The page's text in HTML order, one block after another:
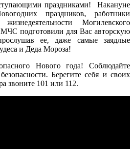
праздниками!
Накануне
праздников, работники
Могилевского
МЧС подготовили для Вас авторскую
ее, даже самые заядлые
и Деда Мороза!
Новогогода! Соблюдайте
Берегите себя и своих
звоните 101 или 112.